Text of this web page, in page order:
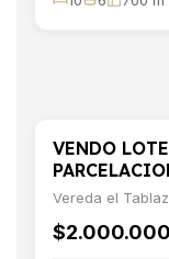
VENTA
VENDO
Vereda el